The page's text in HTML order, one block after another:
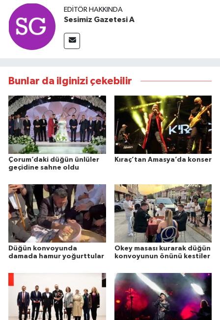
EDITÖR HAKKINDA
Sesimiz Gazetesi A
Bunlar da ilginizi çekebilir
Çorum’daki düğün ünlüler
geçidine sahne oldu
Kıraç’tan Amasya’da konser
Düğün konvoyunda
damada hamur yoğurttular
Okey masası kurarak düğün
konvoyunun önünü kestiler